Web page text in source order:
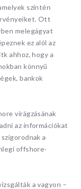
szintén
Ott
melegágyat
ez alól az
ahhoz, hogy a
könnyű
bankok
virágzásának
az információkat
a
offshore-
a vagyon –